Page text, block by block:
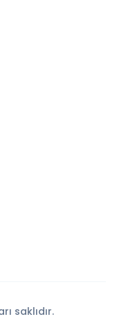
saklıdır.